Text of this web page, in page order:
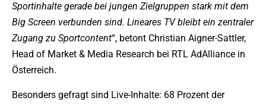
Sportinhalte gerade bei jungen Zielgruppen stark mit dem
Big Screen verbunden sind. Lineares TV bleibt ein zentraler
Zugang zu Sportcontent“, betont Christian Aigner-Sattler,
Head of Market & Media Research bei RTL AdAlliance in
Österreich.
Besonders gefragt sind Live-Inhalte: 68 Prozent der